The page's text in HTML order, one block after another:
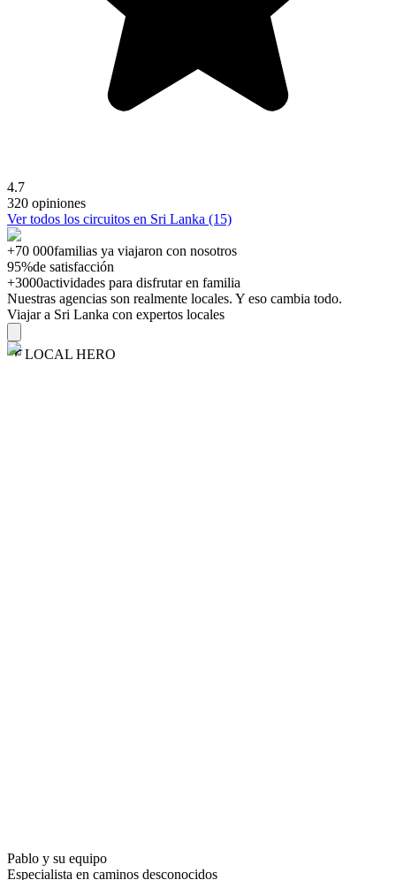
4.7
320 opiniones
Ver todos los circuitos en Sri Lanka (15)
+70 000familias ya viajaron con nosotros
95%de satisfacción
+3000actividades para disfrutar en familia
Nuestras agencias son realmente locales. Y eso cambia todo.
Viajar a Sri Lanka con expertos locales
LOCAL HERO
Pablo y su equipo
Especialista en caminos desconocidos